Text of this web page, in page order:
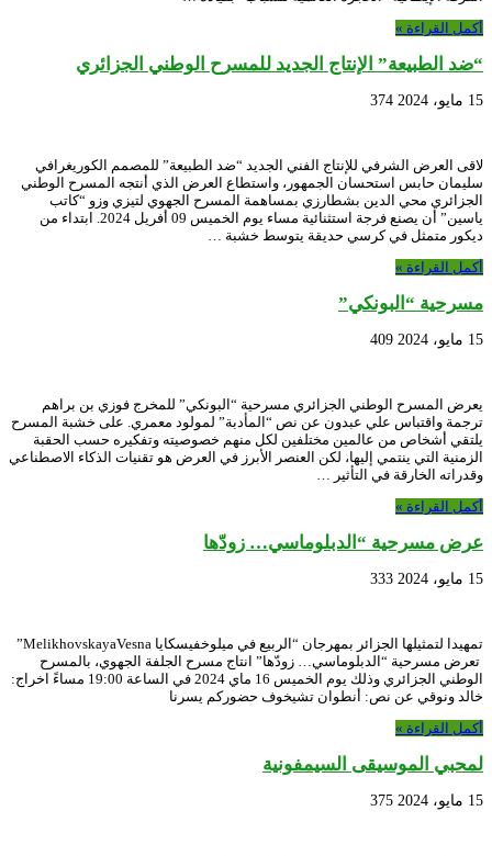
أكمل القراءة »
“ضد الطبيعة” الإنتاج الجديد للمسرح الوطني الجزائري
15 مايو، 2024 374
لاقى العرض الشرفي للإنتاج الفني الجديد “ضد الطبيعة” للمصمم الكوريغرافي
سليمان حابس استحسان الجمهور، واستطاع العرض الذي أنتجه المسرح الوطني
الجزائري محي الدين بشطارزي بمساهمة المسرح الجهوي لتيزي وزو “كاتب
ياسين” أن يصنع فرجة استثنائية مساء يوم الخميس 09 أفريل 2024. ابتداء من
ديكور متمثل في كرسي حديقة يتوسط خشبة …
أكمل القراءة »
مسرحية “البونكي”
15 مايو، 2024 409
يعرض المسرح الوطني الجزائري مسرحية “البونكي” للمخرج فوزي بن براهم
ترجمة واقتباس علي عبدون عن نص “المأدبة” لمولود معمري. على خشبة المسرح
يلتقي أشخاص من عالمين مختلفين لكل منهم خصوصيته وتفكيره حسب الحقبة
الزمنية التي ينتمي إليها، لكن العنصر الأبرز في العرض هو تقنيات الذكاء الاصطناعي
وقدراته الخارقة في التأثير …
أكمل القراءة »
عرض مسرحية “الدبلوماسي… زودّها
15 مايو، 2024 333
تمهيدا لتمثيلها الجزائر بمهرجان “الربيع في ميلوخفيسكايا MelikhovskayaVesna”
تعرض مسرحية “الدبلوماسي… زودّها” انتاج مسرح الجلفة الجهوي، بالمسرح
الوطني الجزائري وذلك يوم الخميس 16 ماي 2024 في الساعة 19:00 مساءً اخراج:
خالد ونوقي عن نص: أنطوان تشيخوف حضوركم يسرنا
أكمل القراءة »
لمحبي الموسيقى السيمفونية
15 مايو، 2024 375